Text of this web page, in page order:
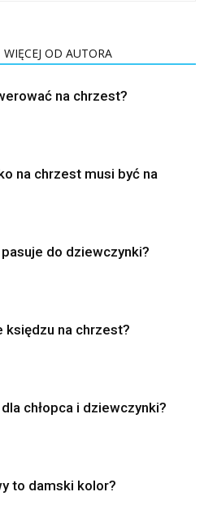
WIĘCEJ OD AUTORA
na chrzest?
na chrzest musi być na
do dziewczynki?
księdzu na chrzest?
chłopca i dziewczynki?
to damski kolor?